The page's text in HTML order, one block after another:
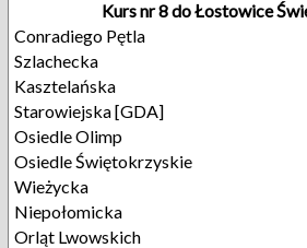
Kurs nr 8 do Łostowice
Conradiego Pętla
Szlachecka
Kasztelańska
Starowiejska [GDA]
Osiedle Olimp
Osiedle Świętokrzyskie
Wieżycka
Niepołomicka
Orląt Lwowskich